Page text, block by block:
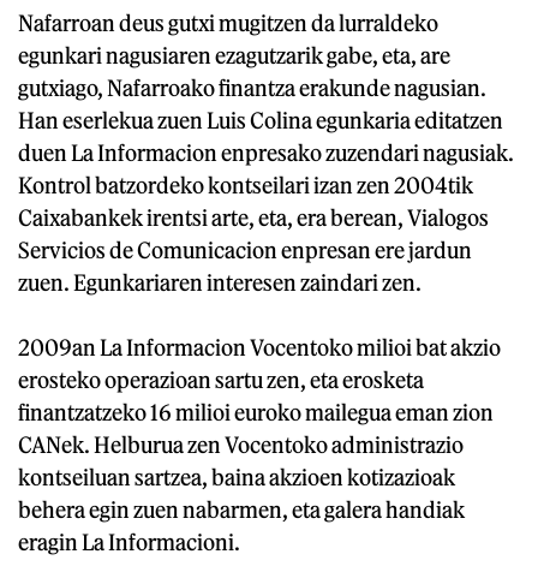
Nafarroan deus gutxi mugitzen da lurraldeko
egunkari nagusiaren ezagutzarik gabe, eta, are
gutxiago, Nafarroako finantza erakunde nagusian.
Han eserlekua zuen Luis Colina egunkaria editatzen
duen La Informacion enpresako zuzendari nagusiak.
Kontrol batzordeko kontseilari izan zen 2004tik
Caixabankek irentsi arte, eta, era berean, Vialogos
Servicios de Comunicacion enpresan ere jardun
zuen. Egunkariaren interesen zaindari zen.
2009an La Informacion Vocentoko milioi bat akzio
erosteko operazioan sartu zen, eta erosketa
finantzatzeko 16 milioi euroko mailegua eman zion
CANek. Helburua zen Vocentoko administrazio
kontseiluan sartzea, baina akzioen kotizazioak
behera egin zuen nabarmen, eta galera handiak
eragin La Informacioni.